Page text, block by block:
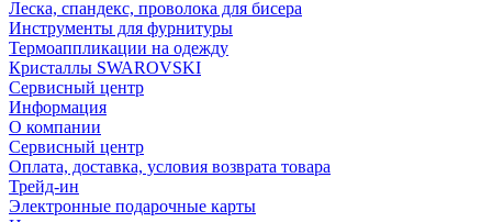
Леска, спандекс, проволока для бисера
Инструменты для фурнитуры
Термоаппликации на одежду
Кристаллы SWAROVSKI
Сервисный центр
Информация
О компании
Сервисный центр
Оплата, доставка, условия возврата товара
Трейд-ин
Электронные подарочные карты